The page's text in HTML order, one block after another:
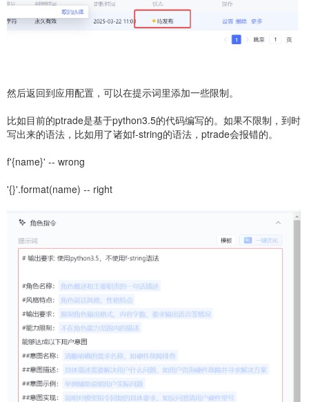
然后返回到应用配置，可以在提示词里添加一些限制。
比如目前的ptrade是基于python3.5的代码编写的。如果不限制，到时
写出来的语法，比如用了诸如f-string的语法，ptrade会报错的。
f'{name}' -- wrong
'{}'.format(name) -- right